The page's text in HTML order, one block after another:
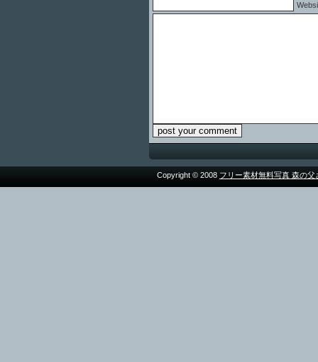
Copyright © 2008 フリー素材無料写真 森の父